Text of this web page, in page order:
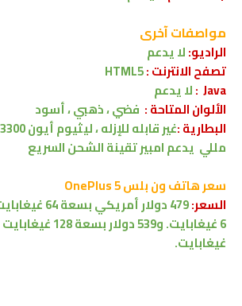
مواصفات آخرى
الراديو:لا يدعم
تصفح الانترنت :HTML5
Java : لا يدعم
الألوان المتاحة : فضي ، ذهبي ، أسود
البطارية :
غير قابله للإزله ، ليثيوم أيون 3300
مللي يدعمامبيرتقينة الشحن السريع
سعر هاتف ون بلس OnePlus 5
السعر:
479 دولار
غيغابايت.